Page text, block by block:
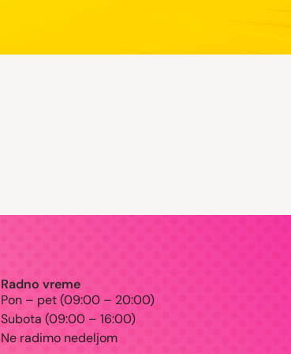
Radno vreme
Pon – pet (09:00 – 20:00)
Subota (09:00 – 16:00)
Ne radimo nedeljom